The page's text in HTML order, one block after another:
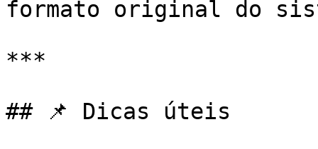
formato original do
***
## 📌 Dicas úteis